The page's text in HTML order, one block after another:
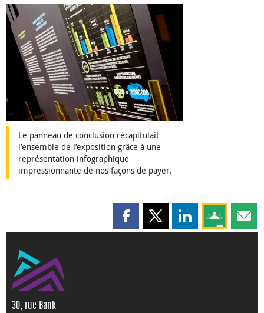
Le panneau de conclusion récapitulait
l’ensemble de l’exposition grâce à une
représentation infographique
impressionnante de nos façons de payer.
Partager cette page sur
Partager cette page sur X
Partager cette
Partagez
30, rue Bank